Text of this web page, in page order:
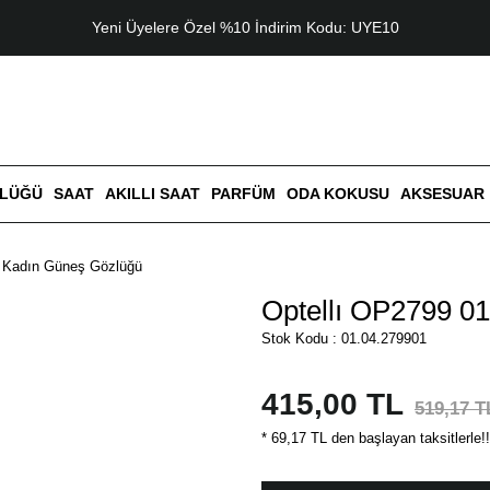
Yeni Üyelere Özel %10 İndirim Kodu: UYE10
SAAT AKILLI SAAT PARFÜM ODA KOKUSU AKSESUAR
Güneş Gözlüğü
Optellı OP2799
Stok Kodu : 01.04.279901
415,00 TL 519,17
* 69,17 TL den başlayan taksitlerle!!